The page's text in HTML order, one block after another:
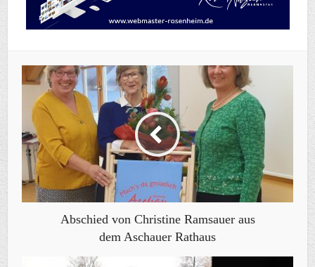
Abschied von Christine Ramsauer aus
dem Aschauer Rathaus